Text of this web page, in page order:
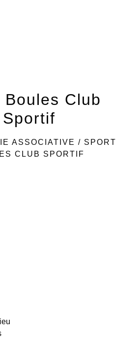
Boules Club
Sportif
ASSOCIATIVE / SPORT
CLUB SPORTIF